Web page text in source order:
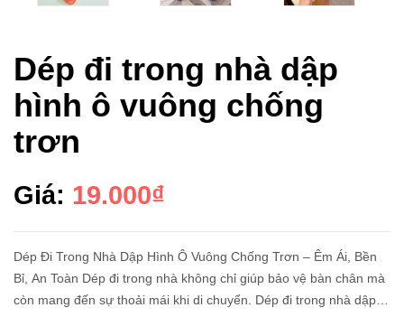
Dép đi trong nhà dập
hình ô vuông chống
trơn
Giá: 19.000₫
Dép Đi Trong Nhà Dập Hình Ô Vuông Chống Trơn – Êm Ái, Bền
Bỉ, An Toàn Dép đi trong nhà không chỉ giúp bảo vệ bàn chân mà
còn mang đến sự thoải mái khi di chuyển. Dép đi trong nhà dập